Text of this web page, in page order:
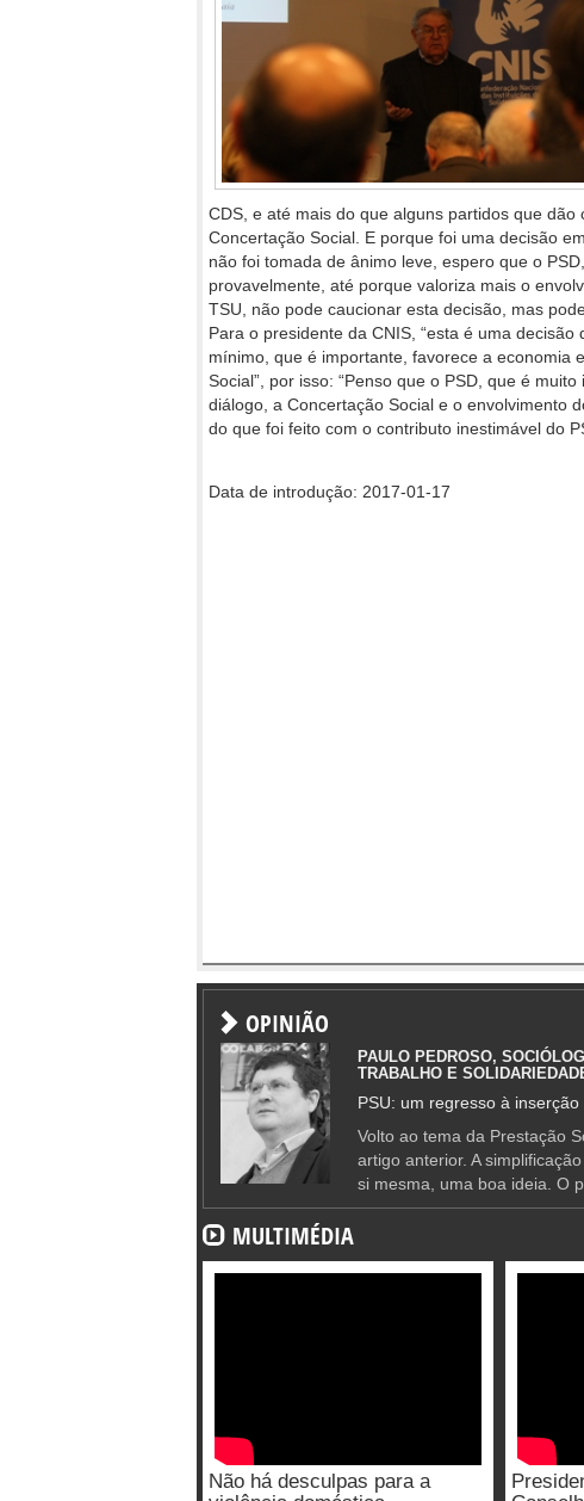
CDS, e até mais do que alguns partidos que
Concertação Social. E porque foi uma decisão
não foi tomada de ânimo leve, espero que o
provavelmente, até porque valoriza mais o
TSU, não pode caucionar esta decisão, mas
Para o presidente da CNIS, “esta é uma
mínimo, que é importante, favorece a economia
Social”, por isso: “Penso que o PSD, que é
diálogo, a Concertação Social e o envolvimento
do que foi feito com o contributo inestimável do
Data de introdução: 2017-01-17
OPINIÃO
PAULO PEDROSO,
TRABALHO E
PSU: um regresso à
Volto ao tema da Prestação
artigo anterior. A
si mesma, uma boa ideia. O
MULTIMÉDIA
Não há desculpas para a